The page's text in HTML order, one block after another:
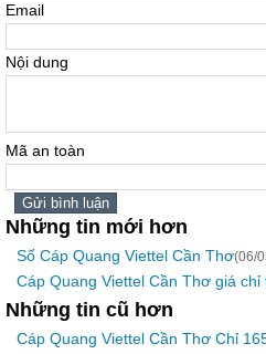
Email
Nội dung
Mã an toàn
Những tin mới hơn
Số Cáp Quang Viettel Cần Thơ(06/
Cáp Quang Viettel Cần Thơ giá chỉ
Những tin cũ hơn
Cáp Quang Viettel Cần Thơ Chỉ